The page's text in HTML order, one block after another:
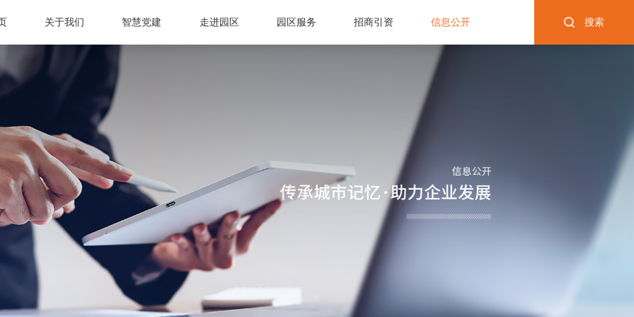
关于我们 智慧党建 走进园区 园区服务 招商引资 信息公开 搜索